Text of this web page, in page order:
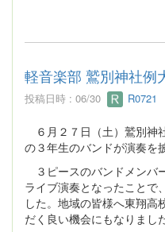
軽音楽部 鷲別神社例
投稿日時 : 06/30 R0721
６月２７日（土）鷲別神
の３年生のバンドが演奏を
３ピースのバンドメンバ
ライブ演奏となったことで
した。地域の皆様へ東翔高
だく良い機会にもなりまし